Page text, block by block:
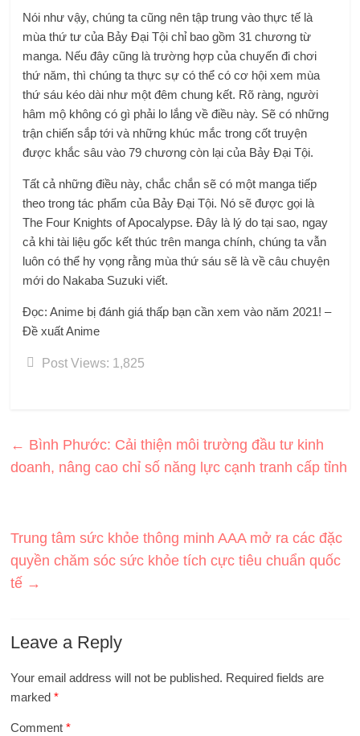
Nói như vậy, chúng ta cũng nên tập trung vào thực tế là
mùa thứ tư của Bảy Đại Tội chỉ bao gồm 31 chương từ
manga. Nếu đây cũng là trường hợp của chuyến đi chơi
thứ năm, thì chúng ta thực sự có thể có cơ hội xem mùa
thứ sáu kéo dài như một đêm chung kết. Rõ ràng, người
hâm mộ không có gì phải lo lắng về điều này. Sẽ có những
trận chiến sắp tới và những khúc mắc trong cốt truyện
được khắc sâu vào 79 chương còn lại của Bảy Đại Tội.
Tất cả những điều này, chắc chắn sẽ có một manga tiếp
theo trong tác phẩm của Bảy Đại Tội. Nó sẽ được gọi là
The Four Knights of Apocalypse. Đây là lý do tại sao, ngay
cả khi tài liệu gốc kết thúc trên manga chính, chúng ta vẫn
luôn có thể hy vọng rằng mùa thứ sáu sẽ là về câu chuyện
mới do Nakaba Suzuki viết.
Đọc: Anime bị đánh giá thấp bạn cần xem vào năm 2021! –
Đề xuất Anime
Post Views: 1,825
← Bình Phước: Cải thiện môi trường đầu tư kinh
doanh, nâng cao chỉ số năng lực cạnh tranh cấp tỉnh
Trung tâm sức khỏe thông minh AAA mở ra các đặc
quyền chăm sóc sức khỏe tích cực tiêu chuẩn quốc
tế →
Leave a Reply
Your email address will not be published. Required fields are
marked*
Comment*